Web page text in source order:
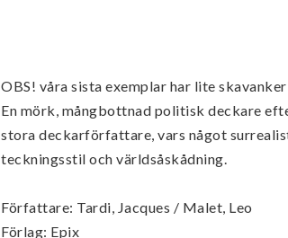
OBS! våra sista exemplar har lite
En mörk, mångbottnad politisk deckare
stora deckarförfattare, vars något
teckningsstil och världsåskådning.
Författare: Tardi, Jacques / Malet, Leo
Förlag: Epix